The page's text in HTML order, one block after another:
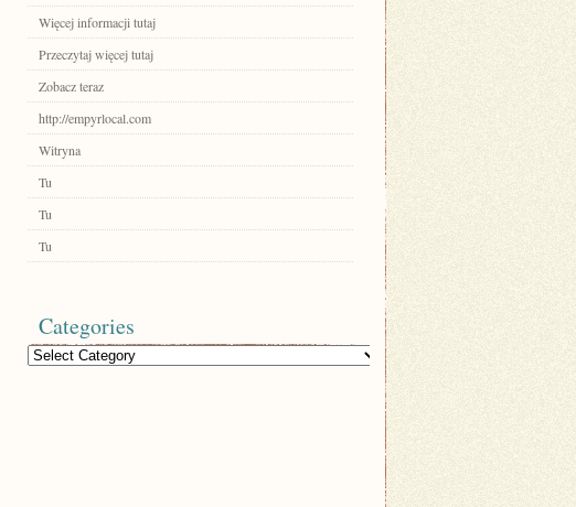
Więcej informacji tutaj
Przeczytaj więcej tutaj
Zobacz teraz
http://empyrlocal.com
Witryna
Tu
Tu
Tu
Categories
Categories